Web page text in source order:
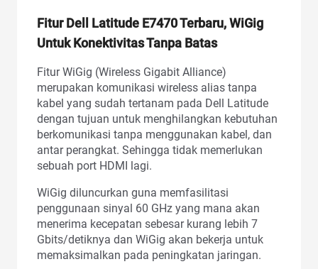
Fitur Dell Latitude E7470 Terbaru, WiGig
Untuk Konektivitas Tanpa Batas
Fitur WiGig (Wireless Gigabit Alliance)
merupakan komunikasi wireless alias tanpa
kabel yang sudah tertanam pada Dell Latitude
dengan tujuan untuk menghilangkan kebutuhan
berkomunikasi tanpa menggunakan kabel, dan
antar perangkat. Sehingga tidak memerlukan
sebuah port HDMI lagi.
WiGig diluncurkan guna memfasilitasi
penggunaan sinyal 60 GHz yang mana akan
menerima kecepatan sebesar kurang lebih 7
Gbits/detiknya dan WiGig akan bekerja untuk
memaksimalkan pada peningkatan jaringan.